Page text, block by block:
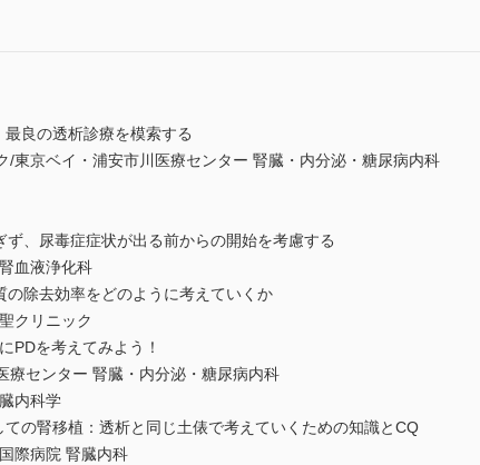
良の透析診療を模索する
京ベイ・浦安市川医療センター 腎臓・内分泌・糖尿病内科
、尿毒症症状が出る前からの開始を考慮する
血液浄化科
除去効率をどのように考えていくか
リニック
PDを考えてみよう！
ンター 腎臓・内分泌・糖尿病内科
内科学
の腎移植：透析と同じ土俵で考えていくための知識とCQ
病院 腎臓内科